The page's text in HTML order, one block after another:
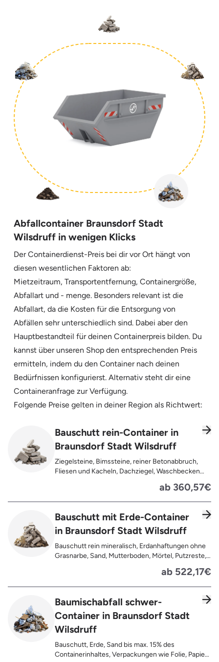
Abfallcontainer Braunsdorf Stadt
Wilsdruff in wenigen Klicks
Der Containerdienst-Preis bei dir vor Ort hängt von
diesen wesentlichen Faktoren ab:
Mietzeitraum, Transportentfernung, Containergröße,
Abfallart und - menge. Besonders relevant ist die
Abfallart, da die Kosten für die Entsorgung von
Abfällen sehr unterschiedlich sind. Dabei aber den
Hauptbestandteil für deinen Containerpreis bilden. Du
kannst über unseren Shop den entsprechenden Preis
ermitteln, indem du den Container nach deinen
Bedürfnissen konfigurierst. Alternativ steht dir eine
Containeranfrage zur Verfügung.
Folgende Preise gelten in deiner Region als Richtwert:
Bauschutt rein-Container in
Braunsdorf Stadt Wilsdruff
Ziegelsteine, Bimssteine, reiner Betonabbruch,
Fliesen und Kacheln, Dachziegel, Waschbecken
Pflastersteine, Kalksand-Mauerwerk, Zement und
Putzreste
ab 360,57€
Bauschutt mit Erde-Container
in Braunsdorf Stadt Wilsdruff
Bauschutt rein mineralisch, Erdanhaftungen ohne
Grasnarbe, Sand, Mutterboden, Mörtel, Putzreste,
ab 522,17€
Baumischabfall schwer-
Container in Braunsdorf Stadt
Wilsdruff
Bauschutt, Erde, Sand bis max. 15% des
Containerinhaltes, Verpackungen wie Folie, Papier,